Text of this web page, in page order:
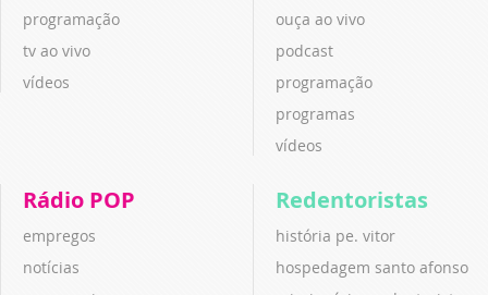
programação
tv ao vivo
vídeos
ouça ao vivo
podcast
programação
programas
vídeos
Rádio POP
empregos
notícias
Redentoristas
história pe. vitor
hospedagem santo afonso